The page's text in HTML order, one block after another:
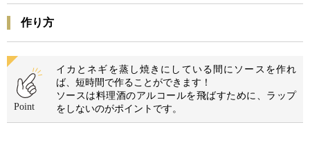
作り方
イカとネギを蒸し焼きにしている間にソースを作れ
ば、短時間で作ることができます！
ソースは料理酒のアルコールを飛ばすために、ラップ
をしないのがポイントです。